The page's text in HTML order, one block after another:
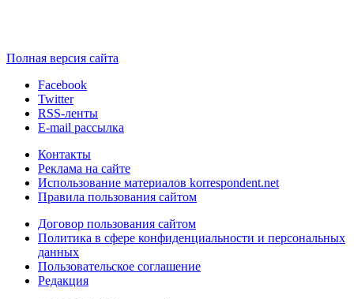
Полная версия сайта
Facebook
Twitter
RSS-ленты
E-mail рассылка
Контакты
Реклама на сайте
Использование материалов korrespondent.net
Правила пользования сайтом
Договор пользования сайтом
Политика в сфере конфиденциальности и персональных
данных
Пользовательское соглашение
Редакция